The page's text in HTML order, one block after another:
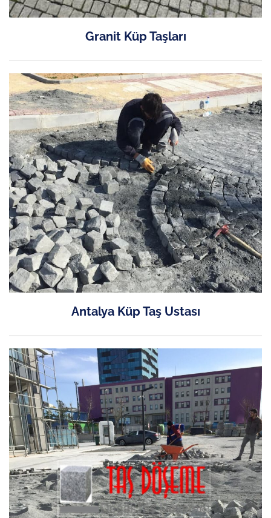
Granit Küp Taşları
Antalya Küp Taş Ustası